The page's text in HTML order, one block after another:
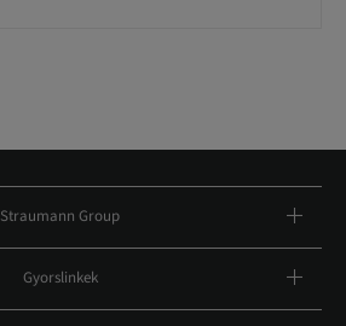
Straumann Group
Gyorslinkek